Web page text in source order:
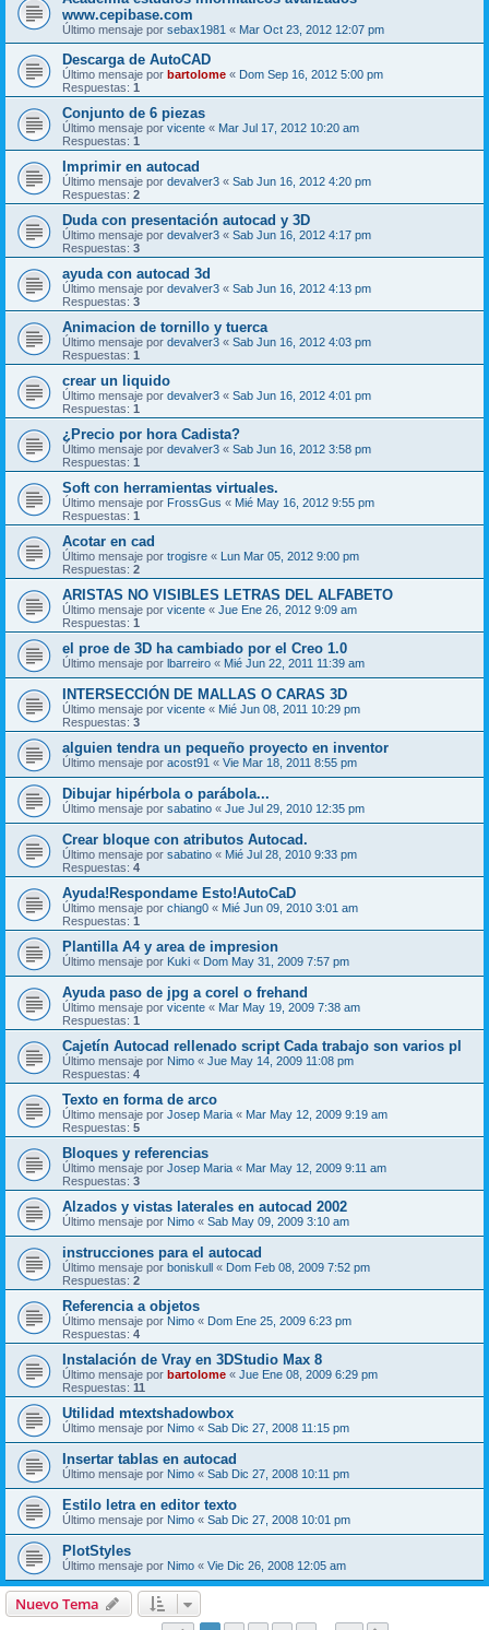
www.cepibase.com
Último mensaje por sebax1981 « Mar Oct 23, 2012 12:07 pm
Descarga de AutoCAD
Último mensaje por bartolome « Dom Sep 16, 2012 5:00 pm
Respuestas: 1
Conjunto de 6 piezas
Último mensaje por vicente « Mar Jul 17, 2012 10:20 am
Respuestas: 1
Imprimir en autocad
Último mensaje por devalver3 « Sab Jun 16, 2012 4:20 pm
Respuestas: 2
Duda con presentación autocad y 3D
Último mensaje por devalver3 « Sab Jun 16, 2012 4:17 pm
Respuestas: 3
ayuda con autocad 3d
Último mensaje por devalver3 « Sab Jun 16, 2012 4:13 pm
Respuestas: 3
Animacion de tornillo y tuerca
Último mensaje por devalver3 « Sab Jun 16, 2012 4:03 pm
Respuestas: 1
crear un liquido
Último mensaje por devalver3 « Sab Jun 16, 2012 4:01 pm
Respuestas: 1
¿Precio por hora Cadista?
Último mensaje por devalver3 « Sab Jun 16, 2012 3:58 pm
Respuestas: 1
Soft con herramientas virtuales.
Último mensaje por FrossGus « Mié May 16, 2012 9:55 pm
Respuestas: 1
Acotar en cad
Último mensaje por trogisre « Lun Mar 05, 2012 9:00 pm
Respuestas: 2
ARISTAS NO VISIBLES LETRAS DEL ALFABETO
Último mensaje por vicente « Jue Ene 26, 2012 9:09 am
Respuestas: 1
el proe de 3D ha cambiado por el Creo 1.0
Último mensaje por lbarreiro « Mié Jun 22, 2011 11:39 am
INTERSECCIÓN DE MALLAS O CARAS 3D
Último mensaje por vicente « Mié Jun 08, 2011 10:29 pm
Respuestas: 3
alguien tendra un pequeño proyecto en inventor
Último mensaje por acost91 « Vie Mar 18, 2011 8:55 pm
Dibujar hipérbola o parábola...
Último mensaje por sabatino « Jue Jul 29, 2010 12:35 pm
Crear bloque con atributos Autocad.
Último mensaje por sabatino « Mié Jul 28, 2010 9:33 pm
Respuestas: 4
Ayuda!Respondame Esto!AutoCaD
Último mensaje por chiang0 « Mié Jun 09, 2010 3:01 am
Respuestas: 1
Plantilla A4 y area de impresion
Último mensaje por Kuki « Dom May 31, 2009 7:57 pm
Ayuda paso de jpg a corel o frehand
Último mensaje por vicente « Mar May 19, 2009 7:38 am
Respuestas: 1
Cajetín Autocad rellenado script Cada trabajo son varios pl
Último mensaje por Nimo « Jue May 14, 2009 11:08 pm
Respuestas: 4
Texto en forma de arco
Último mensaje por Josep Maria « Mar May 12, 2009 9:19 am
Respuestas: 5
Bloques y referencias
Último mensaje por Josep Maria « Mar May 12, 2009 9:11 am
Respuestas: 3
Alzados y vistas laterales en autocad 2002
Último mensaje por Nimo « Sab May 09, 2009 3:10 am
instrucciones para el autocad
Último mensaje por boniskull « Dom Feb 08, 2009 7:52 pm
Respuestas: 2
Referencia a objetos
Último mensaje por Nimo « Dom Ene 25, 2009 6:23 pm
Respuestas: 4
Instalación de Vray en 3DStudio Max 8
Último mensaje por bartolome « Jue Ene 08, 2009 6:29 pm
Respuestas: 11
Utilidad mtextshadowbox
Último mensaje por Nimo « Sab Dic 27, 2008 11:15 pm
Insertar tablas en autocad
Último mensaje por Nimo « Sab Dic 27, 2008 10:11 pm
Estilo letra en editor texto
Último mensaje por Nimo « Sab Dic 27, 2008 10:01 pm
PlotStyles
Último mensaje por Nimo « Vie Dic 26, 2008 12:05 am
Nuevo Tema